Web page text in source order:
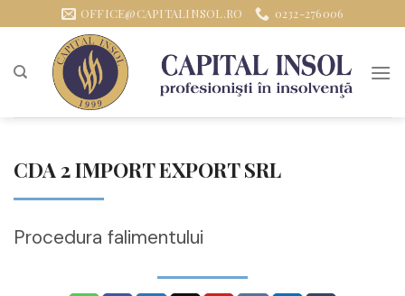
conținut
OFFICE@CAPITALINSOL.RO 0232-276006
CDA 2 IMPORT EXPORT SRL
Procedura falimentului